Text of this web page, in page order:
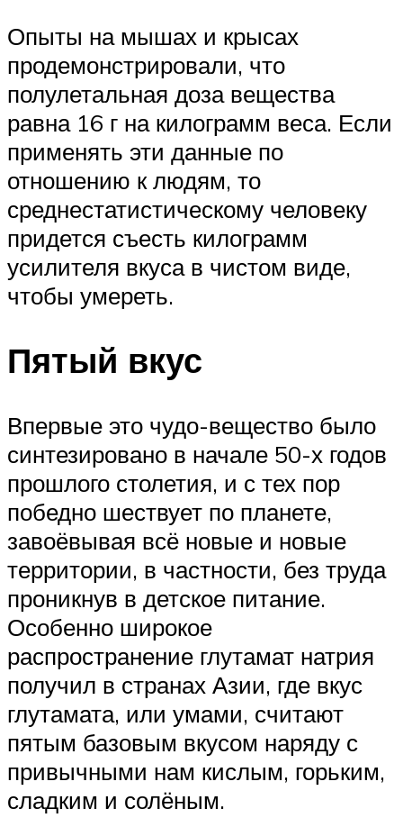
Опыты на мышах и крысах
продемонстрировали, что
полулетальная доза вещества
равна 16 г на килограмм веса. Если
применять эти данные по
отношению к людям, то
среднестатистическому человеку
придется съесть килограмм
усилителя вкуса в чистом виде,
чтобы умереть.
Пятый вкус
Впервые это чудо-вещество было
синтезировано в начале 50-х годов
прошлого столетия, и с тех пор
победно шествует по планете,
завоёвывая всё новые и новые
территории, в частности, без труда
проникнув в детское питание.
Особенно широкое
распространение глутамат натрия
получил в странах Азии, где вкус
глутамата, или умами, считают
пятым базовым вкусом наряду с
привычными нам кислым, горьким,
сладким и солёным.